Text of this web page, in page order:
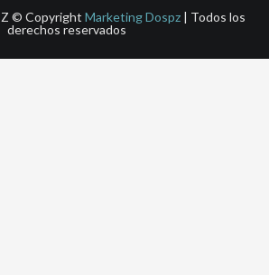
© Copyright Marketing Dospz| Todos los
derechos reservados